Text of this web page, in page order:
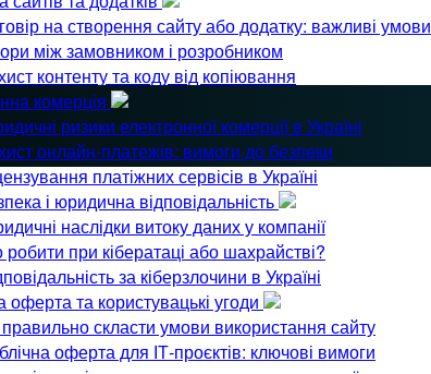
на створення сайту або додатку: важливі умови
між замовником і розробником
контенту та коду від копіювання
комерція
ризики електронної комерції в Україні
онлайн-платежів: вимоги до безпеки
платіжних сервісів в Україні
і юридична відповідальність
наслідки витоку даних у компанії
при кібератаці або шахрайстві?
за кіберзлочини в Україні
оферта та користувацькі угоди
скласти умови використання сайту
оферта для ІТ-проєктів: ключові вимоги